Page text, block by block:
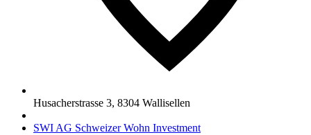
Husacherstrasse 3, 8304 Wallisellen
SWI AG Schweizer Wohn Investment